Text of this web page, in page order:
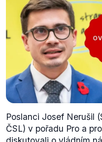
Poslanci Josef Nerušil
ČSL) v pořadu Pro a